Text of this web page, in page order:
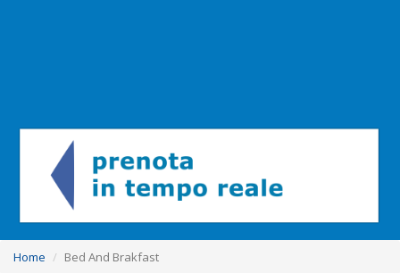
Home Bed And Brakfast